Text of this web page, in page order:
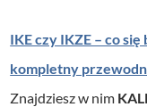
IKE czy IKZE – co
kompletny
Znajdziesz w nim